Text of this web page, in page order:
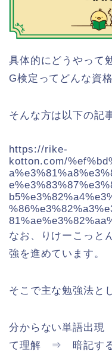
具体的にどうやって
G検定ってどんな資格
そんな方は以下の記
https://rike-
kotton.com/
なお、りけーこっと
強を進めています。
そこで主な勉強法と
分からない単語出
て理解 ⇒ 暗記す